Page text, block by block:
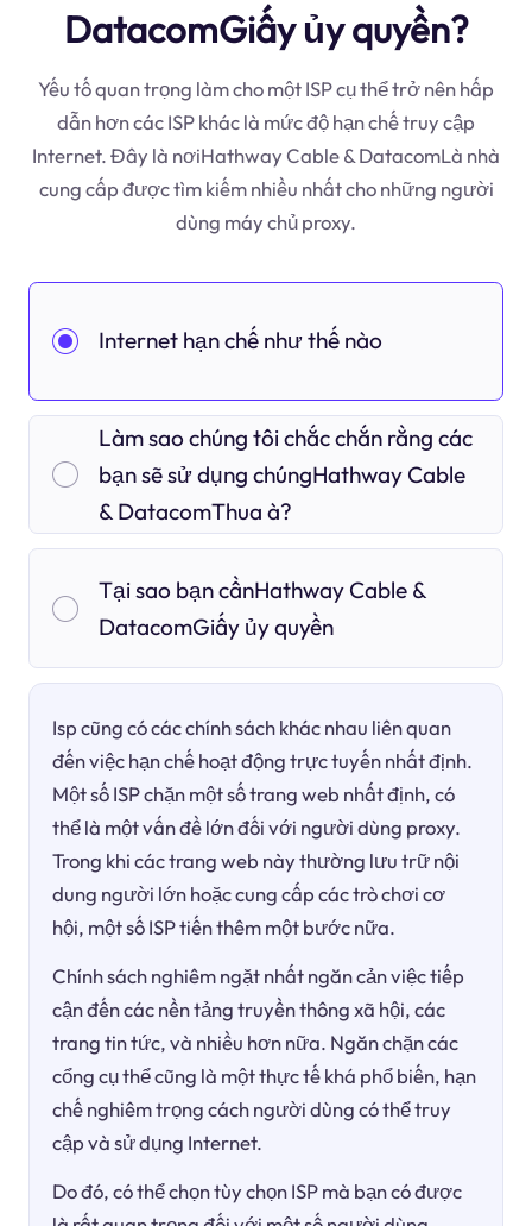
DatacomGiấy ủy quyền?
Yếu tố quan trọng làm cho một ISP cụ thể trở nên hấp
dẫn hơn các ISP khác là mức độ hạn chế truy cập
Internet. Đây là nơiHathway Cable & DatacomLà nhà
cung cấp được tìm kiếm nhiều nhất cho những người
dùng máy chủ proxy.
Internet hạn chế như thế nào
Làm sao chúng tôi chắc chắn rằng các
bạn sẽ sử dụng chúngHathway Cable
& DatacomThua à?
Tại sao bạn cầnHathway Cable &
DatacomGiấy ủy quyền
Isp cũng có các chính sách khác nhau liên quan
đến việc hạn chế hoạt động trực tuyến nhất định.
Một số ISP chặn một số trang web nhất định, có
thể là một vấn đề lớn đối với người dùng proxy.
Trong khi các trang web này thường lưu trữ nội
dung người lớn hoặc cung cấp các trò chơi cơ
hội, một số ISP tiến thêm một bước nữa.
Chính sách nghiêm ngặt nhất ngăn cản việc tiếp
cận đến các nền tảng truyền thông xã hội, các
trang tin tức, và nhiều hơn nữa. Ngăn chặn các
cổng cụ thể cũng là một thực tế khá phổ biến, hạn
chế nghiêm trọng cách người dùng có thể truy
cập và sử dụng Internet.
Do đó, có thể chọn tùy chọn ISP mà bạn có được